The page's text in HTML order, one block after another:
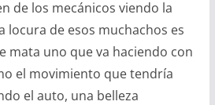
de los mecánicos viendo la
locura de esos muchachos es
mata uno que va haciendo con
el movimiento que tendría
el auto, una belleza